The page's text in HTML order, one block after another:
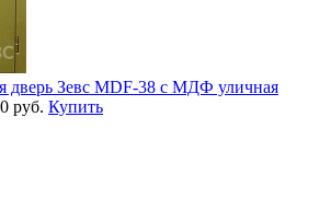
дверь Зевс MDF-38 с МДФ уличная
руб. Купить